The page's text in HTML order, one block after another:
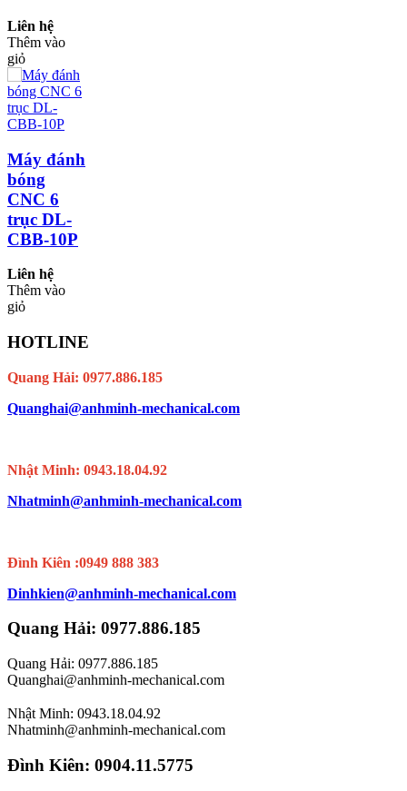
Liên hệ
Thêm vào
giỏ
Máy đánh
bóng
CNC 6
trục DL-
CBB-10P
Liên hệ
Thêm vào
giỏ
HOTLINE
Quang Hải: 0977.886.185
Quanghai@anhminh-mechanical.com
Nhật Minh: 0943.18.04.92
Nhatminh@anhminh-mechanical.com
Đình Kiên :0949 888 383
Dinhkien@anhminh-mechanical.com
Quang Hải: 0977.886.185
Quang Hải: 0977.886.185
Quanghai@anhminh-mechanical.com
Nhật Minh: 0943.18.04.92
Nhatminh@anhminh-mechanical.com
Đình Kiên: 0904.11.5775